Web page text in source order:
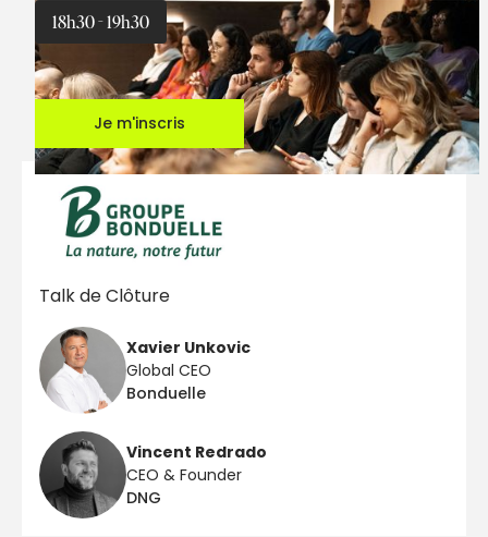
18h30 - 19h30
Je m'inscris
Talk de Clôture
Xavier Unkovic
Global CEO
Bonduelle
Vincent Redrado
CEO & Founder
DNG